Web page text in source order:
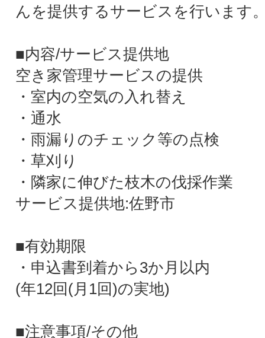
んを提供するサービスを行います
■内容/サービス提供地
空き家管理サービスの提供
・室内の空気の入れ替え
・通水
・雨漏りのチェック等の点検
・草刈り
・隣家に伸びた枝木の伐採作業
サービス提供地:佐野市
■有効期限
・申込書到着から3か月以内
(年12回(月1回)の実地)
■注意事項/その他